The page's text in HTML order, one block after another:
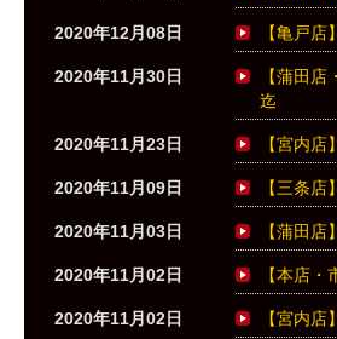
2020年12月08日 【亀戸
2020年11月30日
【蒲田
迄
2020年11月23日 【宮内
2020年11月09日 【三条
2020年11月03日 【蒲田
2020年11月02日 【本店・
2020年11月02日 【宮内